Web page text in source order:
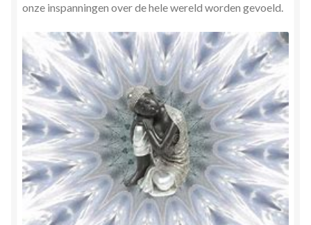
onze inspanningen over de hele wereld worden gevoeld.